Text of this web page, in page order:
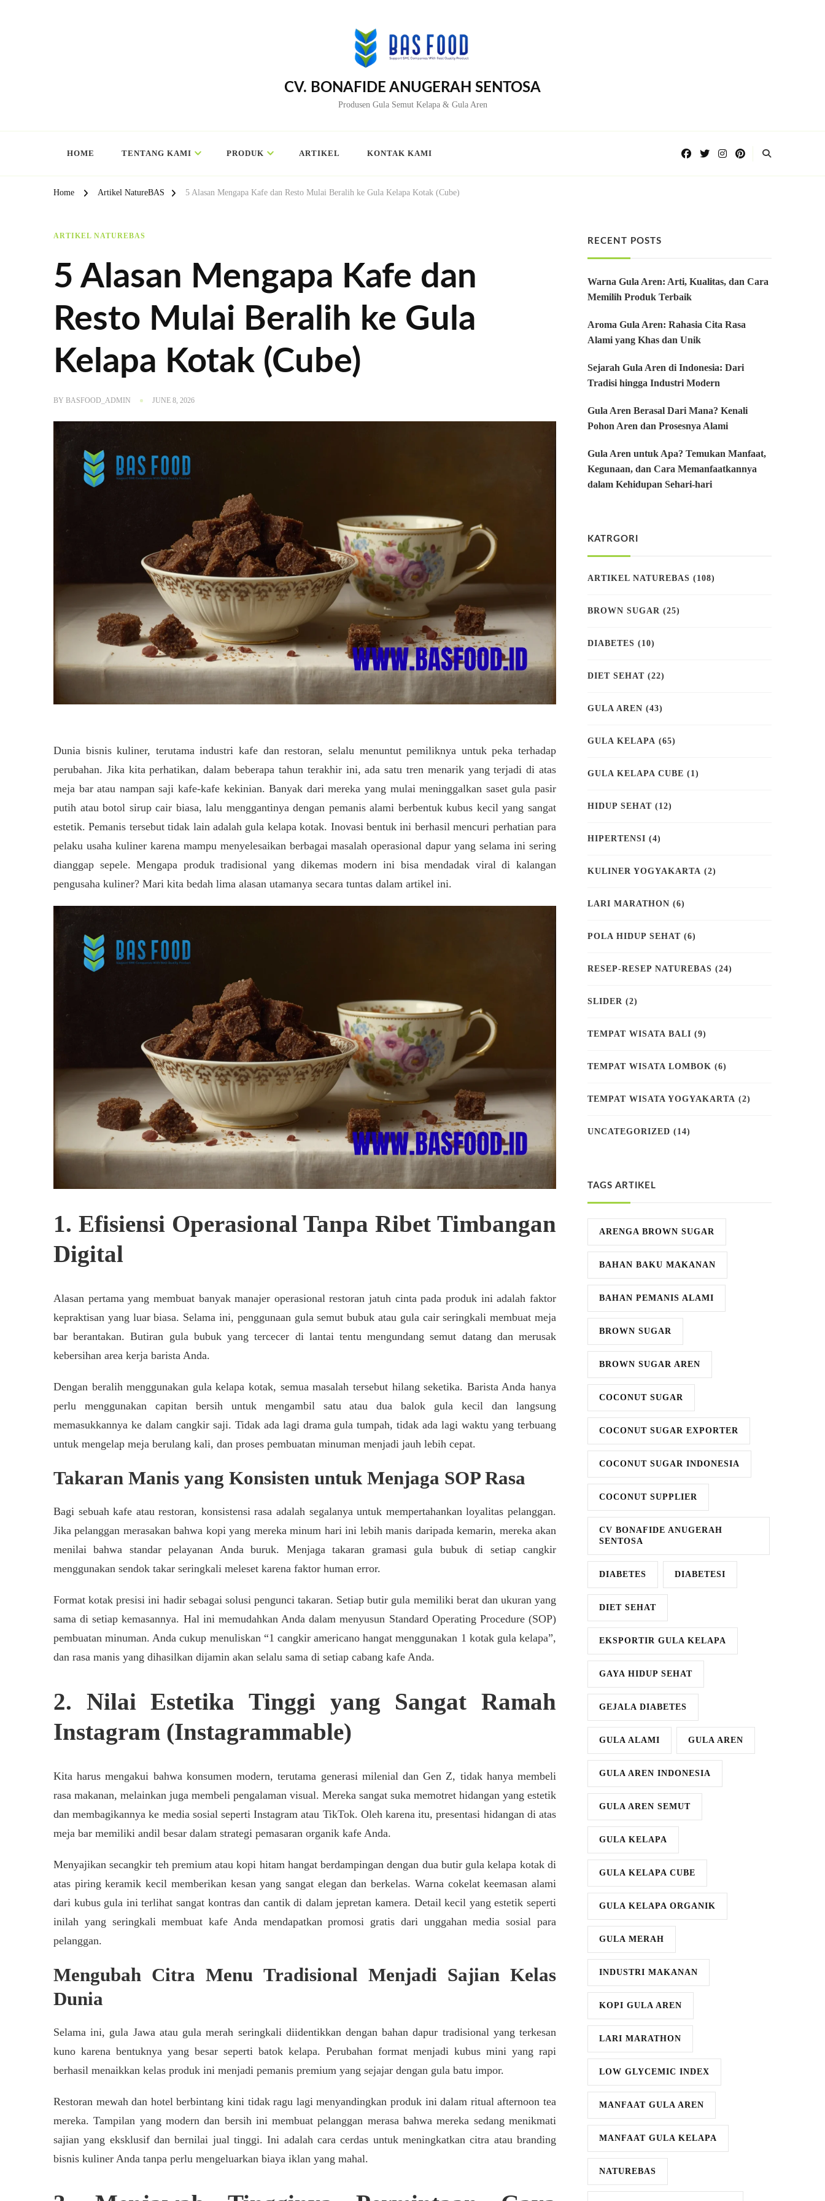
CV. BONAFIDE ANUGERAH SENTOSA
Produsen Gula Semut Kelapa & Gula Aren
HOME TENTANG KAMI PRODUK ARTIKEL KONTAK KAMI
Home Artikel NatureBAS 5 Alasan Mengapa Kafe dan Resto Mulai Beralih ke Gula Kelapa Kotak (Cube)
ARTIKEL NATUREBAS
5 Alasan Mengapa Kafe dan
Resto Mulai Beralih ke Gula
Kelapa Kotak (Cube)
BY BASFOOD_ADMIN JUNE 8, 2026
Dunia bisnis kuliner, terutama industri kafe dan restoran, selalu menuntut pemiliknya untuk peka terhadap
perubahan. Jika kita perhatikan, dalam beberapa tahun terakhir ini, ada satu tren menarik yang terjadi di atas
meja bar atau nampan saji kafe-kafe kekinian. Banyak dari mereka yang mulai meninggalkan saset gula pasir
putih atau botol sirup cair biasa, lalu menggantinya dengan pemanis alami berbentuk kubus kecil yang sangat
estetik. Pemanis tersebut tidak lain adalah gula kelapa kotak. Inovasi bentuk ini berhasil mencuri perhatian para
pelaku usaha kuliner karena mampu menyelesaikan berbagai masalah operasional dapur yang selama ini sering
dianggap sepele. Mengapa produk tradisional yang dikemas modern ini bisa mendadak viral di kalangan
pengusaha kuliner? Mari kita bedah lima alasan utamanya secara tuntas dalam artikel ini.
1. Efisiensi Operasional Tanpa Ribet Timbangan
Digital
Alasan pertama yang membuat banyak manajer operasional restoran jatuh cinta pada produk ini adalah faktor
kepraktisan yang luar biasa. Selama ini, penggunaan gula semut bubuk atau gula cair seringkali membuat meja
bar berantakan. Butiran gula bubuk yang tercecer di lantai tentu mengundang semut datang dan merusak
kebersihan area kerja barista Anda.
Dengan beralih menggunakan gula kelapa kotak, semua masalah tersebut hilang seketika. Barista Anda hanya
perlu menggunakan capitan bersih untuk mengambil satu atau dua balok gula kecil dan langsung
memasukkannya ke dalam cangkir saji. Tidak ada lagi drama gula tumpah, tidak ada lagi waktu yang terbuang
untuk mengelap meja berulang kali, dan proses pembuatan minuman menjadi jauh lebih cepat.
Takaran Manis yang Konsisten untuk Menjaga SOP Rasa
Bagi sebuah kafe atau restoran, konsistensi rasa adalah segalanya untuk mempertahankan loyalitas pelanggan.
Jika pelanggan merasakan bahwa kopi yang mereka minum hari ini lebih manis daripada kemarin, mereka akan
menilai bahwa standar pelayanan Anda buruk. Menjaga takaran gramasi gula bubuk di setiap cangkir
menggunakan sendok takar seringkali meleset karena faktor human error.
Format kotak presisi ini hadir sebagai solusi pengunci takaran. Setiap butir gula memiliki berat dan ukuran yang
sama di setiap kemasannya. Hal ini memudahkan Anda dalam menyusun Standard Operating Procedure (SOP)
pembuatan minuman. Anda cukup menuliskan “1 cangkir americano hangat menggunakan 1 kotak gula kelapa”,
dan rasa manis yang dihasilkan dijamin akan selalu sama di setiap cabang kafe Anda.
2. Nilai Estetika Tinggi yang Sangat Ramah
Instagram (Instagrammable)
Kita harus mengakui bahwa konsumen modern, terutama generasi milenial dan Gen Z, tidak hanya membeli
rasa makanan, melainkan juga membeli pengalaman visual. Mereka sangat suka memotret hidangan yang estetik
dan membagikannya ke media sosial seperti Instagram atau TikTok. Oleh karena itu, presentasi hidangan di atas
meja bar memiliki andil besar dalam strategi pemasaran organik kafe Anda.
Menyajikan secangkir teh premium atau kopi hitam hangat berdampingan dengan dua butir gula kelapa kotak di
atas piring keramik kecil memberikan kesan yang sangat elegan dan berkelas. Warna cokelat keemasan alami
dari kubus gula ini terlihat sangat kontras dan cantik di dalam jepretan kamera. Detail kecil yang estetik seperti
inilah yang seringkali membuat kafe Anda mendapatkan promosi gratis dari unggahan media sosial para
pelanggan.
Mengubah Citra Menu Tradisional Menjadi Sajian Kelas
Dunia
Selama ini, gula Jawa atau gula merah seringkali diidentikkan dengan bahan dapur tradisional yang terkesan
kuno karena bentuknya yang besar seperti batok kelapa. Perubahan format menjadi kubus mini yang rapi
berhasil menaikkan kelas produk ini menjadi pemanis premium yang sejajar dengan gula batu impor.
Restoran mewah dan hotel berbintang kini tidak ragu lagi menyandingkan produk ini dalam ritual afternoon tea
mereka. Tampilan yang modern dan bersih ini membuat pelanggan merasa bahwa mereka sedang menikmati
sajian yang eksklusif dan bernilai jual tinggi. Ini adalah cara cerdas untuk meningkatkan citra atau branding
bisnis kuliner Anda tanpa perlu mengeluarkan biaya iklan yang mahal.
RECENT POSTS
Warna Gula Aren: Arti, Kualitas, dan Cara
Memilih Produk Terbaik
Aroma Gula Aren: Rahasia Cita Rasa
Alami yang Khas dan Unik
Sejarah Gula Aren di Indonesia: Dari
Tradisi hingga Industri Modern
Gula Aren Berasal Dari Mana? Kenali
Pohon Aren dan Prosesnya Alami
Gula Aren untuk Apa? Temukan Manfaat,
Kegunaan, dan Cara Memanfaatkannya
dalam Kehidupan Sehari-hari
KATRGORI
ARTIKEL NATUREBAS (108)
BROWN SUGAR (25)
DIABETES (10)
DIET SEHAT (22)
GULA AREN (43)
GULA KELAPA (65)
GULA KELAPA CUBE (1)
HIDUP SEHAT (12)
HIPERTENSI (4)
KULINER YOGYAKARTA (2)
LARI MARATHON (6)
POLA HIDUP SEHAT (6)
RESEP-RESEP NATUREBAS (24)
SLIDER (2)
TEMPAT WISATA BALI (9)
TEMPAT WISATA LOMBOK (6)
TEMPAT WISATA YOGYAKARTA (2)
UNCATEGORIZED (14)
TAGS ARTIKEL
ARENGA BROWN SUGAR
BAHAN BAKU MAKANAN
BAHAN PEMANIS ALAMI
BROWN SUGAR
BROWN SUGAR AREN
COCONUT SUGAR
COCONUT SUGAR EXPORTER
COCONUT SUGAR INDONESIA
COCONUT SUPPLIER
CV BONAFIDE ANUGERAH
SENTOSA
DIABETES DIABETESI
DIET SEHAT
EKSPORTIR GULA KELAPA
GAYA HIDUP SEHAT
GEJALA DIABETES
GULA ALAMI GULA AREN
GULA AREN INDONESIA
GULA AREN SEMUT
GULA KELAPA
GULA KELAPA CUBE
GULA KELAPA ORGANIK
GULA MERAH
INDUSTRI MAKANAN
KOPI GULA AREN
LARI MARATHON
LOW GLYCEMIC INDEX
MANFAAT GULA AREN
MANFAAT GULA KELAPA
NATUREBAS